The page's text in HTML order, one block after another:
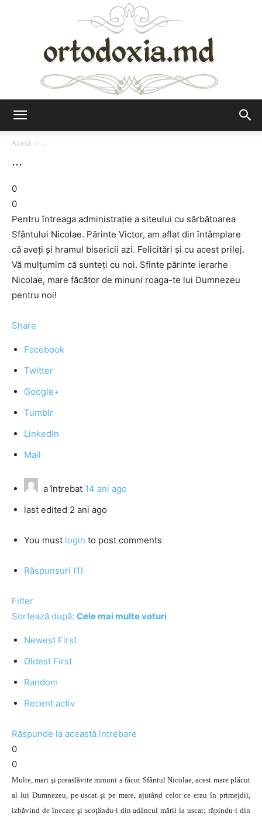
Acasă
...
...
0
0
Pentru întreaga administraţie a siteului cu sărbătoarea
Sfântului Nicolae. Părinte Victor, am aflat din întâmplare
că aveţi şi hramul bisericii azi. Felicitări şi cu acest prilej.
Vă mulţumim că sunteţi cu noi. Sfinte părinte ierarhe
Nicolae, mare făcător de minuni roaga-te lui Dumnezeu
pentru noi!
Share
Facebook
Twitter
Google+
Tumblr
LinkedIn
Mail
a întrebat 14 ani ago
last edited 2 ani ago
You must login to post comments
Răspunsuri (1)
Filter
Sortează după: Cele mai multe voturi
Newest First
Oldest First
Random
Recent activ
Răspunde la această întrebare
0
0
Multe, mari şi preaslăvite minuni a făcut Sfântul Nicolae, acest mare plăcut
al lui Dumnezeu, pe uscat şi pe mare, ajutând celor ce erau în primejdii,
izbăvind de înecare şi scoţându-i din adâncul mării la uscat; răpindu-i din